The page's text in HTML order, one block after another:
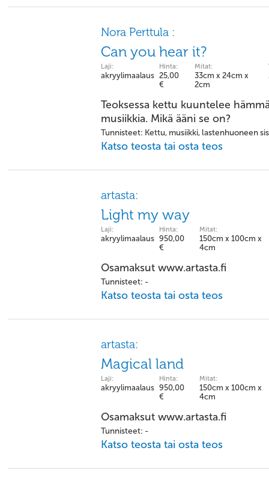
Nora Perttula :
Can you hear it?
Laji:
akryylimaalaus
Hinta:
25,00
€
Mitat:
33cm x 24cm x
2cm
Teoksessa kettu kuuntelee
musiikkia. Mikä ääni se on?
Tunnisteet: Kettu, musiikki, lastenhuoneen
Katso teosta tai osta teos
artasta:
Light my way
Laji:
akryylimaalaus
Hinta:
950,00
€
Mitat:
150cm x 100cm x
4cm
Osamaksut www.artasta.fi
Tunnisteet: -
Katso teosta tai osta teos
artasta:
Magical land
Laji:
akryylimaalaus
Hinta:
950,00
€
Mitat:
150cm x 100cm x
4cm
Osamaksut www.artasta.fi
Tunnisteet: -
Katso teosta tai osta teos